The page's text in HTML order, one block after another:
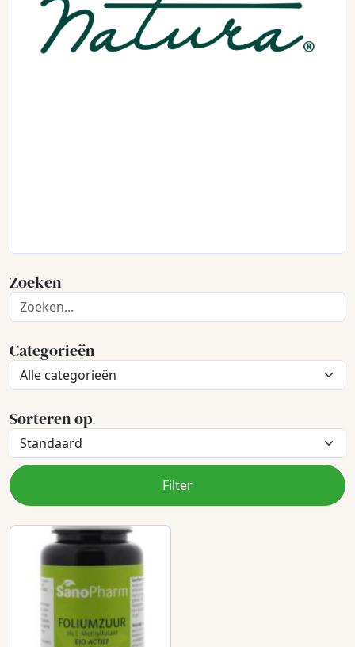
Zoeken
Categorieën
Sorteren op
Filter